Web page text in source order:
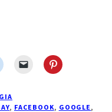
, FACEBOOK, GOOGLE ,